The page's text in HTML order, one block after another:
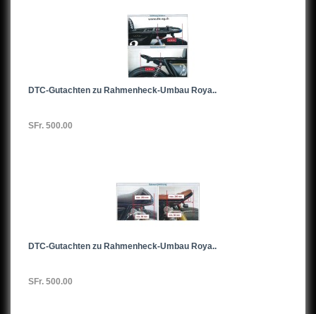
DTC-Gutachten zu Rahmenheck-Umbau Roya..
SFr. 500.00
DTC-Gutachten zu Rahmenheck-Umbau Roya..
SFr. 500.00